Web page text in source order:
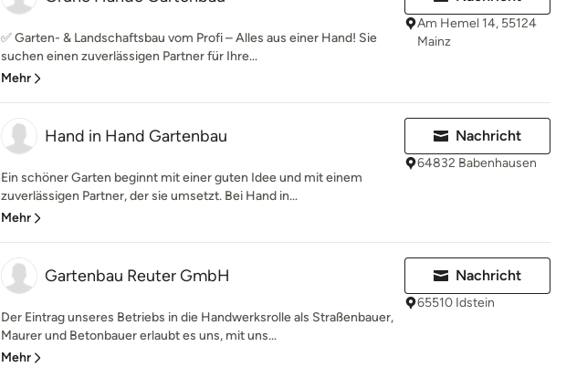
✅ Garten- & Landschaftsbau vom Profi – Alles aus einer Hand! Sie
suchen einen zuverlässigen Partner für Ihre...
Mehr
Am Hemel 14, 55124
Mainz
Hand in Hand Gartenbau
Ein schöner Garten beginnt mit einer guten Idee und mit einem
zuverlässigen Partner, der sie umsetzt. Bei Hand in...
Mehr
Nachricht
64832 Babenhausen
Gartenbau Reuter GmbH
Der Eintrag unseres Betriebs in die Handwerksrolle als Straßenbauer,
Maurer und Betonbauer erlaubt es uns, mit uns...
Mehr
Nachricht
65510 Idstein